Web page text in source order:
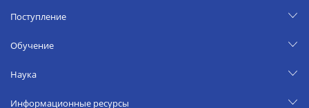
Поступление
Обучение
Наука
Информационные ресурсы